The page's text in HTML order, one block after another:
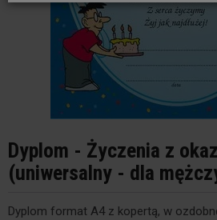
Dyplom - Życzenia z
(uniwersalny - dla
Dyplom format A4 z kopertą, w